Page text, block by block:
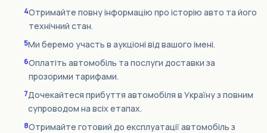
4Отримайте повну інформацію про історію авто та його
технічний стан.
5Ми беремо участь в аукціоні від вашого імені.
6Оплатіть автомобіль та послуги доставки за
прозорими тарифами.
7Дочекайтеся прибуття автомобіля в Україну з повним
супроводом на всіх етапах.
8Отримайте готовий до експлуатації автомобіль з